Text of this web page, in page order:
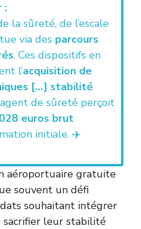
:
la sûreté, de l’escale
via des parcours
. Ces dispositifs en
l’acquisition de
[…] stabilité
de sûreté perçoit
euros brut
initiale. ✈️
aéroportuaire gratuite
souvent un défi
souhaitant intégrer
sacrifier leur stabilité